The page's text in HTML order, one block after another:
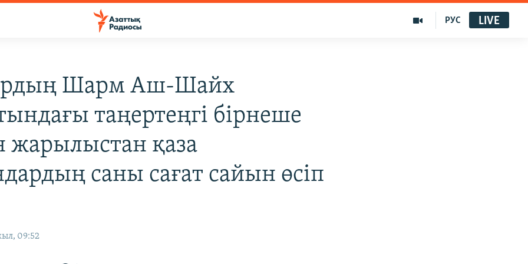
РУС LIVE
Шарм Аш-Шайх
таңертеңгі бірнеше
жарылыстан қаза
саны сағат сайын өсіп
09:52